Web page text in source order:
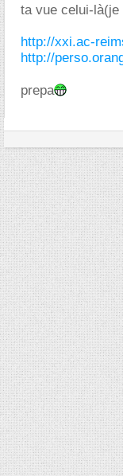
ta vue celui-
http://xxi.ac-
http://
prepa